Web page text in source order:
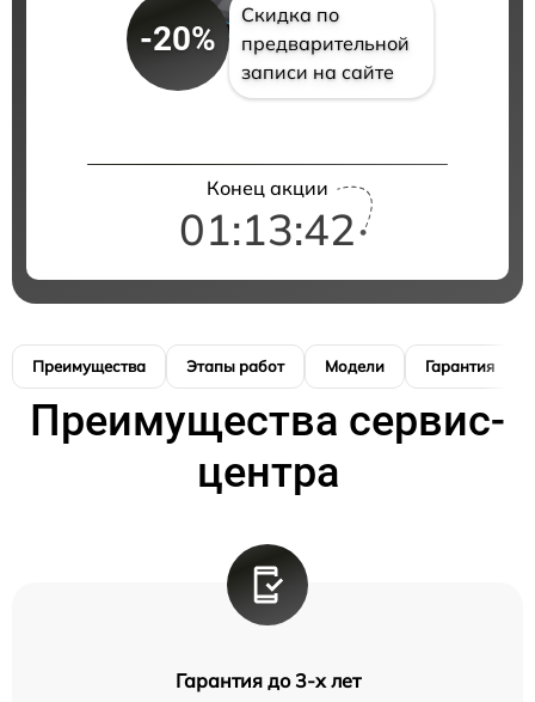
-20%
Скидка по
предварительной
записи на сайте
Конец акции
01:13:41
Преимущества Этапы работ Модели Гарантия
Преимущества сервис-
центра
Гарантия до 3-х лет